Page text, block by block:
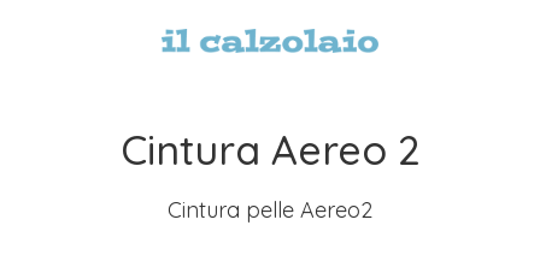
Cintura Aereo 2
Cintura pelle Aereo2